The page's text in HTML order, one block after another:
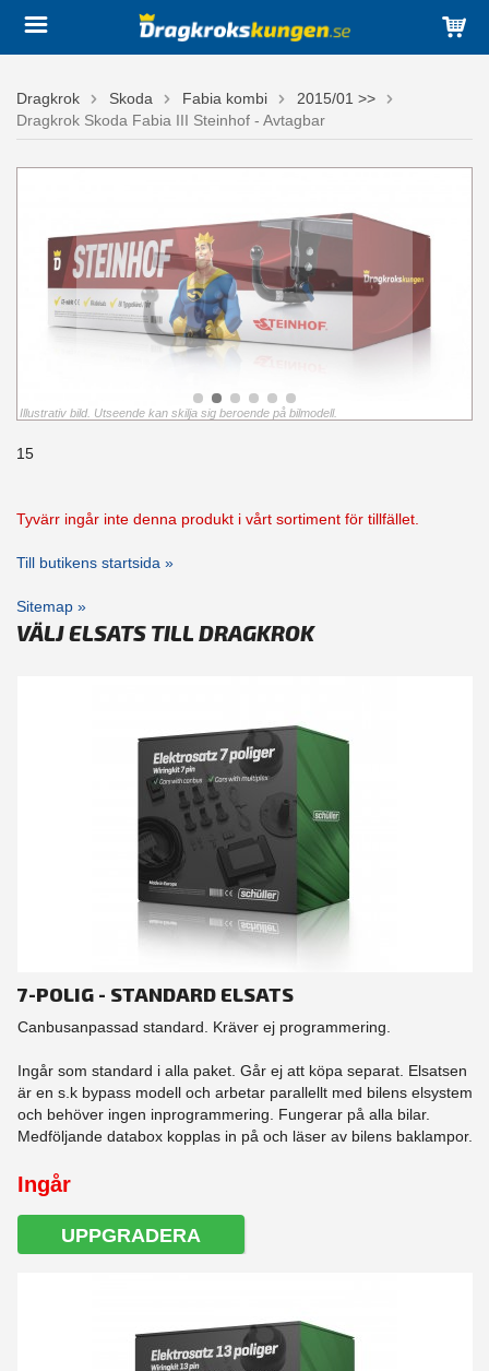
Dragkrok Skoda Fabia kombi
2015/01 >>
Dragkrok Skoda Fabia III Steinhof - Avtagbar
Illustrativ bild. Utseende kan skilja sig beroende på bilmodell.
15
Tyvärr ingår inte denna produkt i vårt sortiment för tillfället.
Till butikens startsida »
Sitemap »
VÄLJ ELSATS TILL DRAGKROK
7-POLIG - STANDARD ELSATS
Canbusanpassad standard. Kräver ej programmering.
Ingår som standard i alla paket. Går ej att köpa separat. Elsatsen
är en s.k bypass modell och arbetar parallellt med bilens elsystem
och behöver ingen inprogrammering. Fungerar på alla bilar.
Medföljande databox kopplas in på och läser av bilens baklampor.
Ingår
UPPGRADERA